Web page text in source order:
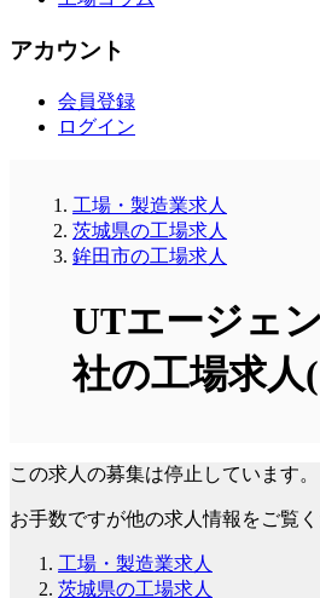
アカウント
会員登録
ログイン
工場・製造業求人
茨城県の工場求人
鉾田市の工場求人
UTエージェ
社の工場求人
この求人の募集は停止しています。
お手数ですが他の求人情報をご覧く
工場・製造業求人
茨城県の工場求人